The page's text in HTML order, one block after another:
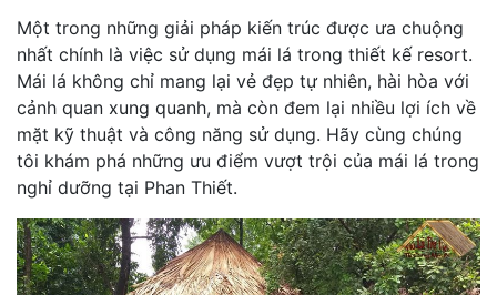
Một trong những giải pháp kiến trúc được ưa chuộng
nhất chính là việc sử dụng mái lá trong thiết kế resort.
Mái lá không chỉ mang lại vẻ đẹp tự nhiên, hài hòa với
cảnh quan xung quanh, mà còn đem lại nhiều lợi ích về
mặt kỹ thuật và công năng sử dụng. Hãy cùng chúng
tôi khám phá những ưu điểm vượt trội của mái lá trong
nghỉ dưỡng tại Phan Thiết.